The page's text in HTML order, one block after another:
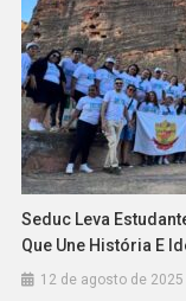
Seduc Leva
Que Une História E
12 de agosto de 2025